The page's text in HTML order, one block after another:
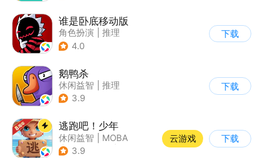
谁是卧底移动版
角色扮演
推理
| 谁是卧底
4.0
下载
鹅鸭杀
休闲益智
推理
| 金山世游
3.9
下载
逃跑吧！少年
休闲益智
MOBA
| 非对称竞技
3.9
云游戏 下载